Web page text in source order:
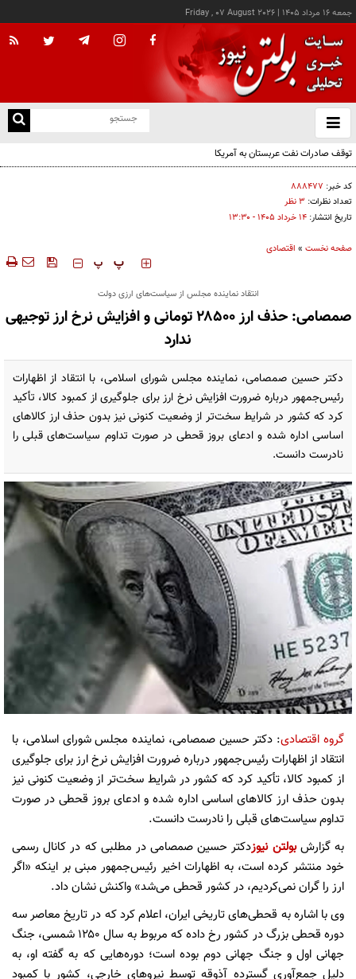
جمعه ۱۶ مرداد ۱۴۰۵ |
Friday , 07 August 2026
باز
و
توقف صادرات نفت عربستان به آمریکا
کد خبر: ۸۸۸۴۷۷
تعداد نظرات: ۳ نظر
تاریخ انتشار: ۱۴ خرداد ۱۴۰۵ - ۱۳:۳۰
صفحه نخست » اقتصادی
‍‍‍ پ پ
انتقاد نماینده مجلس از سیاست‌های ارزی دولت
صمصامی: حذف ارز ۲۸۵۰۰ تومانی و افزایش نرخ ارز توجیهی
ندارد
دکتر حسین صمصامی، نماینده مجلس شورای اسلامی، با انتقاد از اظهارات
رئیس‌جمهور درباره ضرورت افزایش نرخ ارز برای جلوگیری از کمبود کالا، تأکید
کرد که کشور در شرایط سخت‌تر از وضعیت کنونی نیز بدون حذف ارز کالاهای
اساسی اداره شده و ادعای بروز قحطی در صورت تداوم سیاست‌های قبلی را
نادرست دانست.
گروه اقتصادی: دکتر حسین صمصامی، نماینده مجلس شورای اسلامی، با
انتقاد از اظهارات رئیس‌جمهور درباره ضرورت افزایش نرخ ارز برای جلوگیری
از کمبود کالا، تأکید کرد که کشور در شرایط سخت‌تر از وضعیت کنونی نیز
بدون حذف ارز کالاهای اساسی اداره شده و ادعای بروز قحطی در صورت
تداوم سیاست‌های قبلی را نادرست دانست.
به گزارشبولتن نیوزدکتر حسین صمصامی در مطلبی که در کانال رسمی
خود منتشر کرده است، به اظهارات اخیر رئیس‌جمهور مبنی بر اینکه «اگر
ارز را گران نمی‌کردیم، در کشور قحطی می‌شد» واکنش نشان داد.
وی با اشاره به قحطی‌های تاریخی ایران، اعلام کرد که در تاریخ معاصر سه
دوره قحطی بزرگ در کشور رخ داده که مربوط به سال ۱۲۵۰ شمسی، جنگ
جهانی اول و جنگ جهانی دوم بوده است؛ دوره‌هایی که به گفته او، به
دلیل جمع‌آوری گسترده آذوقه توسط نیروهای خارجی، کشور با کمبود